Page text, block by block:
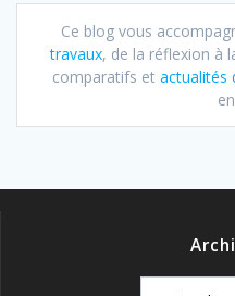
Ce blog vous
travaux, de la réflexion à
comparatifs et actualités